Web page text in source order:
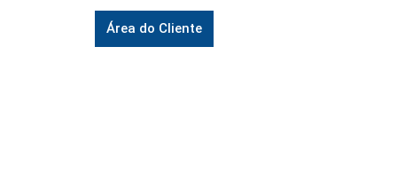
Área do Cliente